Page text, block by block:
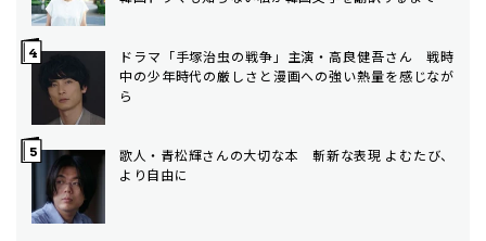
ドラマ「手塚治虫の戦争」主演・高良健吾さん 戦時
中の少年時代の厳しさと漫画への強い熱量を感じなが
ら
歌人・青松輝さんの大切な本 斬新な表現 よむたび、
より自由に